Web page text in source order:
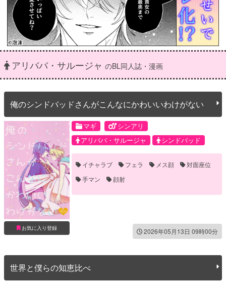
アリババ・サルージャ のBL同人誌・漫画
俺のシンドバッドさんがこんなにかわいいわけがない
お気に入り登録
マギ
シンアリ
アリババ・サルージャ
シンドバッド
イチャラブ フェラ メス顔
対面座位
手マン
顔射
2026年05月13日 09時00分
世界と僕らの知恵比べ